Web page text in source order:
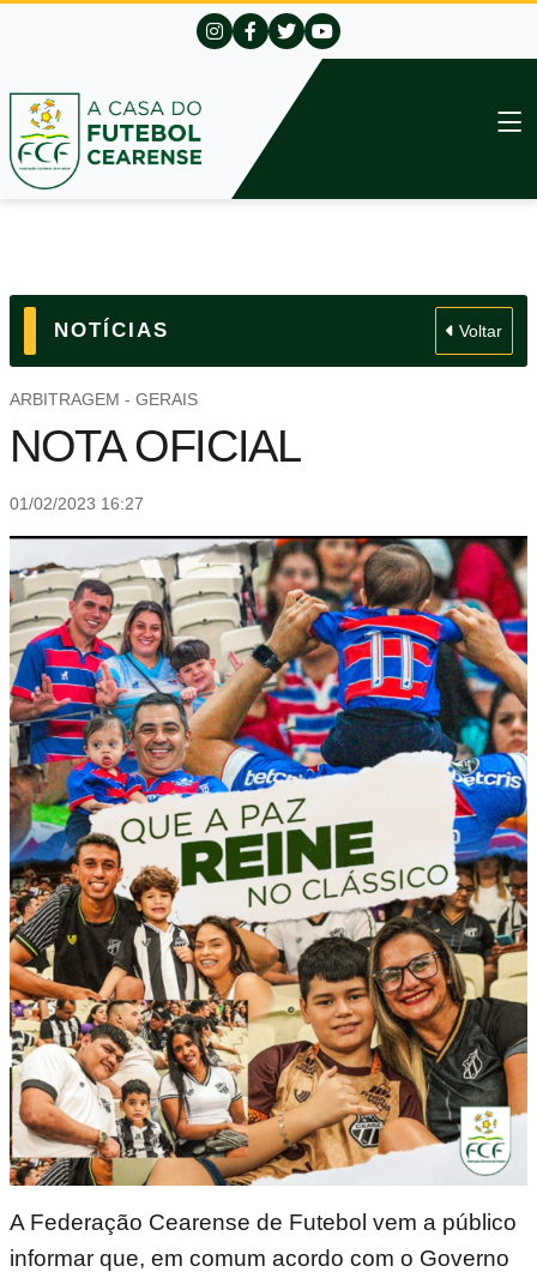
NOTÍCIAS Voltar
ARBITRAGEM - GERAIS
NOTA OFICIAL
01/02/2023 16:27
A Federação Cearense de Futebol vem a público
informar que, em comum acordo com o Governo